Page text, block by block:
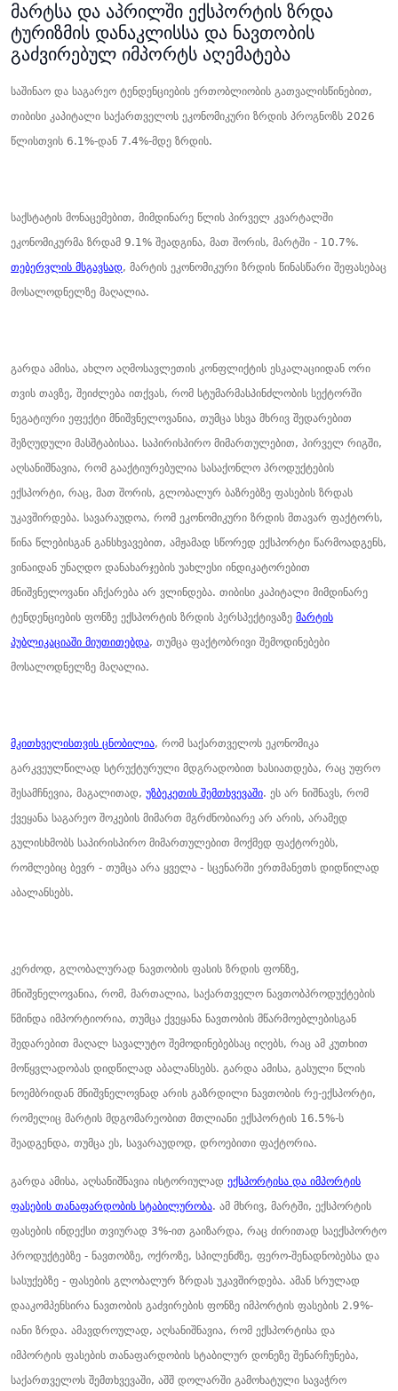
მარტსა და აპრილში ექსპორტის ზრდა
ტურიზმის დანაკლისსა და ნავთობის
გაძვირებულ იმპორტს აღემატება
საშინაო და საგარეო ტენდენციების ერთობლიობის გათვალისწინებით,
თიბისი კაპიტალი საქართველოს ეკონომიკური ზრდის პროგნოზს 2026
წლისთვის 6.1%-დან 7.4%-მდე ზრდის.
საქსტატის მონაცემებით, მიმდინარე წლის პირველ კვარტალში
ეკონომიკურმა ზრდამ 9.1% შეადგინა, მათ შორის, მარტში - 10.7%.
თებერვლის მსგავსად, მარტის ეკონომიკური ზრდის წინასწარი შეფასებაც
მოსალოდნელზე მაღალია.
გარდა ამისა, ახლო აღმოსავლეთის კონფლიქტის ესკალაციიდან ორი
თვის თავზე, შეიძლება ითქვას, რომ სტუმარმასპინძლობის სექტორში
ნეგატიური ეფექტი მნიშვნელოვანია, თუმცა სხვა მხრივ შედარებით
შეზღუდული მასშტაბისაა. საპირისპირო მიმართულებით, პირველ რიგში,
აღსანიშნავია, რომ გააქტიურებულია სასაქონლო პროდუქტების
ექსპორტი, რაც, მათ შორის, გლობალურ ბაზრებზე ფასების ზრდას
უკავშირდება. სავარაუდოა, რომ ეკონომიკური ზრდის მთავარ ფაქტორს,
წინა წლებისგან განსხვავებით, ამჟამად სწორედ ექსპორტი წარმოადგენს,
ვინაიდან უნაღდო დანახარჯების უახლესი ინდიკატორებით
მნიშვნელოვანი აჩქარება არ ვლინდება. თიბისი კაპიტალი მიმდინარე
ტენდენციების ფონზე ექსპორტის ზრდის პერსპექტივაზე მარტის
პუბლიკაციაში მიუთითებდა, თუმცა ფაქტობრივი შემოდინებები
მოსალოდნელზე მაღალია.
მკითხველისთვის ცნობილია, რომ საქართველოს ეკონომიკა
გარკვეულწილად სტრუქტურული მდგრადობით ხასიათდება, რაც უფრო
შესამჩნევია, მაგალითად, უზბეკეთის შემთხვევაში. ეს არ ნიშნავს, რომ
ქვეყანა საგარეო შოკების მიმართ მგრძნობიარე არ არის, არამედ
გულისხმობს საპირისპირო მიმართულებით მოქმედ ფაქტორებს,
რომლებიც ბევრ - თუმცა არა ყველა - სცენარში ერთმანეთს დიდწილად
აბალანსებს.
კერძოდ, გლობალურად ნავთობის ფასის ზრდის ფონზე,
მნიშვნელოვანია, რომ, მართალია, საქართველო ნავთობპროდუქტების
წმინდა იმპორტიორია, თუმცა ქვეყანა ნავთობის მწარმოებლებისგან
შედარებით მაღალ სავალუტო შემოდინებებსაც იღებს, რაც ამ კუთხით
მოწყვლადობას დიდწილად აბალანსებს. გარდა ამისა, გასული წლის
ნოემბრიდან მნიშვნელოვნად არის გაზრდილი ნავთობის რე-ექსპორტი,
რომელიც მარტის მდგომარეობით მთლიანი ექსპორტის 16.5%-ს
შეადგენდა, თუმცა ეს, სავარაუდოდ, დროებითი ფაქტორია.
გარდა ამისა, აღსანიშნავია ისტორიულად ექსპორტისა და იმპორტის
ფასების თანაფარდობის სტაბილურობა. ამ მხრივ, მარტში, ექსპორტის
ფასების ინდექსი თვიურად 3%-ით გაიზარდა, რაც ძირითად საექსპორტო
პროდუქტებზე - ნავთობზე, ოქროზე, სპილენძზე, ფერო-შენადნობებსა და
სასუქებზე - ფასების გლობალურ ზრდას უკავშირდება. ამან სრულად
დააკომპენსირა ნავთობის გაძვირების ფონზე იმპორტის ფასების 2.9%-
იანი ზრდა. ამავდროულად, აღსანიშნავია, რომ ექსპორტისა და
იმპორტის ფასების თანაფარდობის სტაბილურ დონეზე შენარჩუნება,
საქართველოს შემთხვევაში, აშშ დოლარში გამოხატული სავაჭრო